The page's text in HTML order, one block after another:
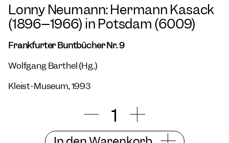
Lonny Neumann: Hermann Kasack
(1896–1966) in Potsdam (6009)
Frankfurter Buntbücher Nr. 9
Wolfgang Barthel (Hg.)
Kleist-Museum, 1993